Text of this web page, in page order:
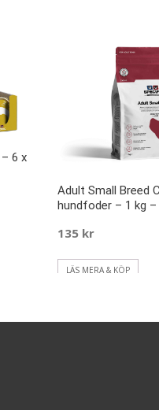
6 x
Adult Small Breed
hundfoder – 1 kg
135 kr
LÄS MERA & KÖP